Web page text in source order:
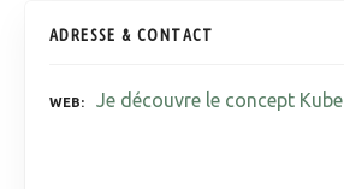
ADRESSE & CONTACT
WEB Je découvre le concept Kube